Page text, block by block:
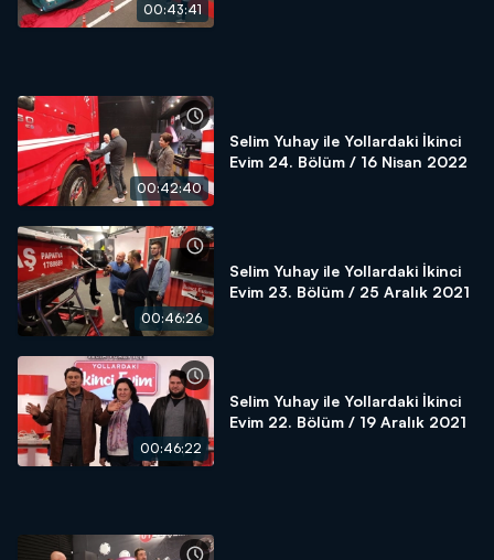
00:43:41
00:42:40
Selim Yuhay ile Yollardaki İkinci
Evim 24. Bölüm / 16 Nisan 2022
00:46:26
Selim Yuhay ile Yollardaki İkinci
Evim 23. Bölüm / 25 Aralık 2021
00:46:22
Selim Yuhay ile Yollardaki İkinci
Evim 22. Bölüm / 19 Aralık 2021